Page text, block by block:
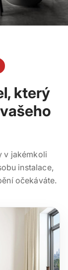
který
v jakémkoli
instalace,
očekáváte.